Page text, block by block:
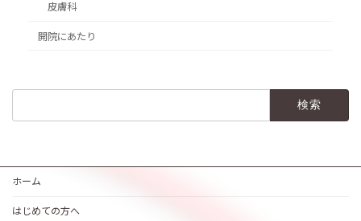
皮膚科
開院にあたり
ホーム
はじめての方へ